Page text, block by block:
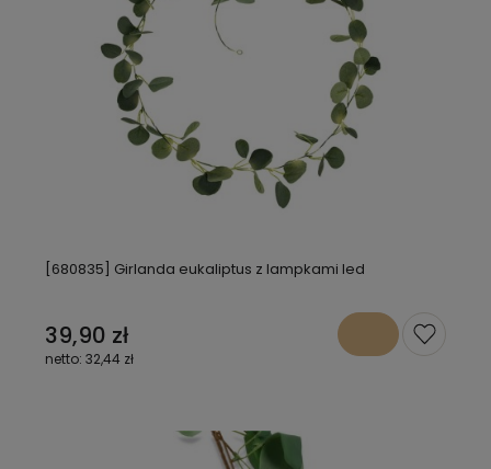
[680835] Girlanda eukaliptus z lampkami led
39,90 zł
32,44 zł